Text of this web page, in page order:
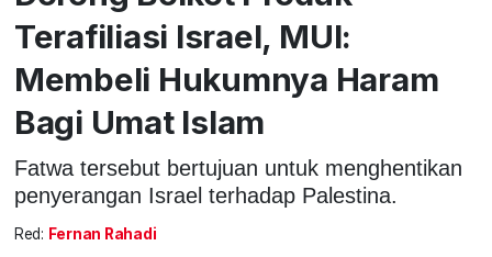
Terafiliasi Israel, MUI:
Membeli Hukumnya Haram
Bagi Umat Islam
Fatwa tersebut bertujuan untuk menghentikan
penyerangan Israel terhadap Palestina.
Red: Fernan Rahadi